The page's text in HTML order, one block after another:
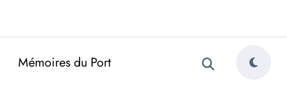
Mémoires du Port